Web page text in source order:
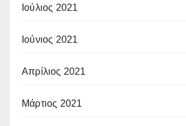
Ιούλιος 2021
Ιούνιος 2021
Απρίλιος 2021
Μάρτιος 2021